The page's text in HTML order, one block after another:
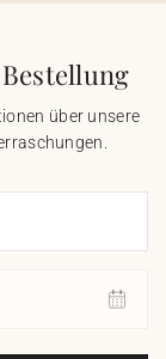
über unsere